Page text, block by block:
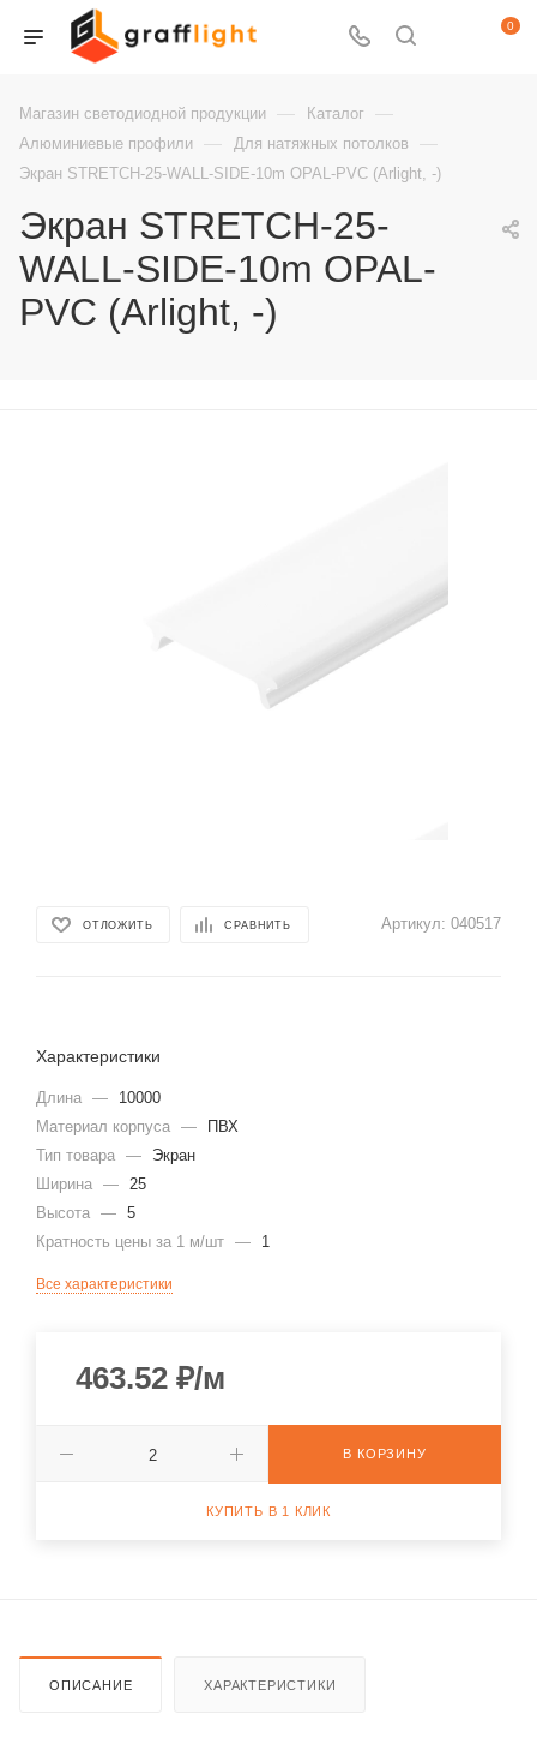
0
Магазин светодиодной продукции — Каталог —
Алюминиевые профили — Для натяжных потолков —
Экран STRETCH-25-WALL-SIDE-10m OPAL-PVC (Arlight, -)
Экран STRETCH-25-
WALL-SIDE-10m OPAL-
PVC (Arlight, -)
ОТЛОЖИТЬ СРАВНИТЬ Артикул: 040517
Характеристики
Длина —
10000
Материал корпуса —
ПВХ
Тип товара —
Экран
Ширина — 25
Высота — 5
Кратность цены за 1 м/шт — 1
Все характеристики
463.52 ₽/м
В КОРЗИНУ
КУПИТЬ В 1 КЛИК
ОПИСАНИЕ ХАРАКТЕРИСТИКИ